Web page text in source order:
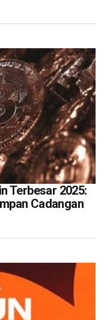
Terbesar 2025:
Cadangan